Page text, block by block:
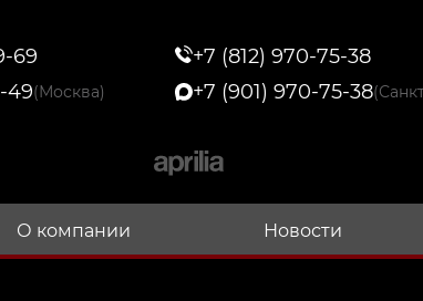
69
49(Москва)
+7 (812) 970-75-38
+7 (901) 970-75-38
О компании Новости